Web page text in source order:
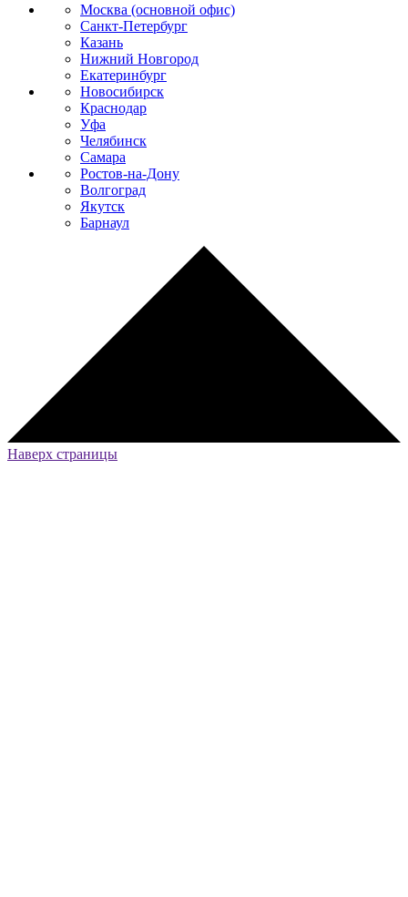
Москва (основной офис)
Санкт-Петербург
Казань
Нижний Новгород
Екатеринбург
Новосибирск
Краснодар
Уфа
Челябинск
Самара
Ростов-на-Дону
Волгоград
Якутск
Барнаул
Наверх страницы